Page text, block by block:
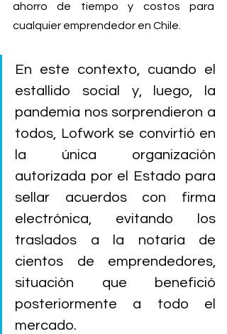
ahorro de tiempo y costos para
cualquier emprendedor en Chile.
En este contexto, cuando el
estallido social y, luego, la
pandemia nos sorprendieron a
todos, Lofwork se convirtió en
la única organización
autorizada por el Estado para
sellar acuerdos con firma
electrónica, evitando los
traslados a la notaría de
cientos de emprendedores,
situación que benefició
posteriormente a todo el
mercado.